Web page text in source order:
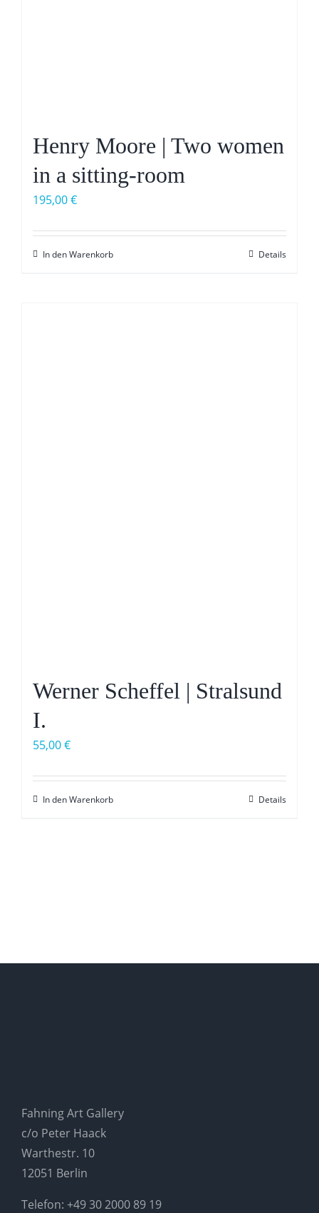
Henry Moore | Two women
in a sitting-room
195,00€
In den Warenkorb Details
Werner Scheffel | Stralsund
I.
55,00€
In den Warenkorb Details
Fahning Art Gallery
c/o Peter Haack
Warthestr. 10
12051 Berlin
Telefon: +49 30 2000 89 19